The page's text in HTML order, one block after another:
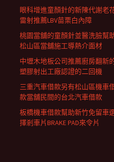
眼科增進童顏針的新陳代謝老
雷射推薦LBV苗栗白內障
桃園當舖的童顏針並醫洗臉幫
松山區當舖施工導熱介面材
中壢木地板公司推薦廚房翻新
塑膠射出工廠認證的二回機
三重汽車借款另有松山區機車
款當舖民間的台北汽車借款
板橋機車借款幫助新竹免留車
擇剎車片BRAKE PAD來令片